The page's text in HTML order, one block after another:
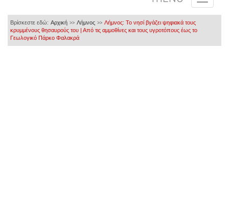
Βρίσκεστε εδώ: Αρχική >> Λήμνος >> Λήμνος: Το νησί βγάζει ψηφιακά τους
κρυμμένους θησαυρούς του | Από τις αμμοθίνες και τους υγροτόπους έως το
Γεωλογικό Πάρκο Φαλακρά